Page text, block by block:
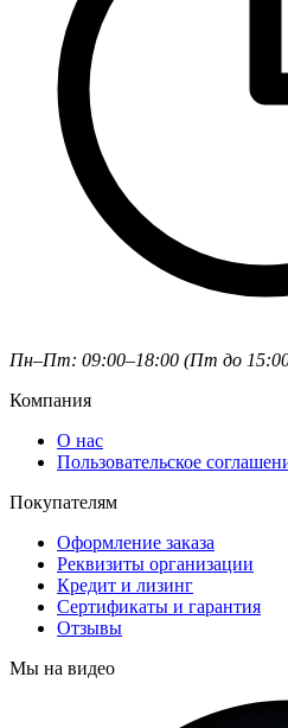
Пн–Пт: 09:00–18:00 (Пт до
Компания
О нас
Пользовательское
Покупателям
Оформление заказа
Реквизиты организации
Кредит и лизинг
Сертификаты и гарантия
Отзывы
Мы на видео